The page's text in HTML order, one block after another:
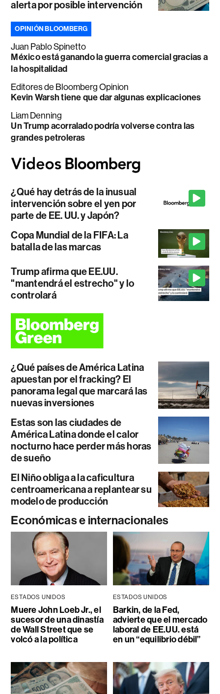
alerta por posible intervención
OPINIÓN BLOOMBERG
Juan Pablo Spinetto
México está ganando la guerra comercial gracias a
la hospitalidad
Editores de Bloomberg Opinion
Kevin Warsh tiene que dar algunas explicaciones
Liam Denning
Un Trump acorralado podría volverse contra las
grandes petroleras
¿Qué hay detrás de la inusual
intervención sobre el yen por
parte de EE. UU. y Japón?
Copa Mundial de la FIFA: La
batalla de las marcas
Trump afirma que EE.UU.
"mantendrá el estrecho" y lo
controlará
¿Qué países de América Latina
apuestan por el fracking? El
panorama legal que marcará las
nuevas inversiones
Estas son las ciudades de
América Latina donde el calor
nocturno hace perder más horas
de sueño
El Niño obliga a la caficultura
centroamericana a replantear su
modelo de producción
Económicas e internacionales
ESTADOS UNIDOS
Muere John Loeb Jr., el
sucesor de una dinastía
de Wall Street que se
volcó a la política
ESTADOS UNIDOS
Barkin, de la Fed,
advierte que el mercado
laboral de EE.UU. está
en un “equilibrio débil”